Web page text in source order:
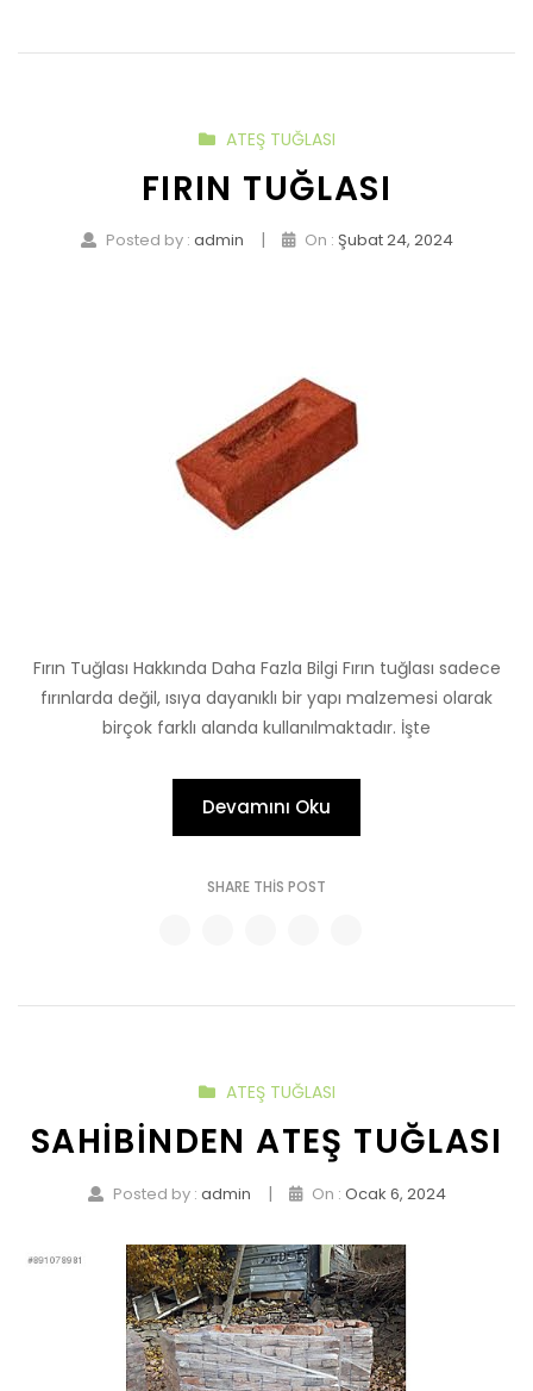
ATEŞ TUĞLASI
FIRIN TUĞLASI
Posted by : admin | On : Şubat 24, 2024
Fırın Tuğlası Hakkında Daha Fazla Bilgi Fırın tuğlası sadece
fırınlarda değil, ısıya dayanıklı bir yapı malzemesi olarak
birçok farklı alanda kullanılmaktadır. İşte
Devamını Oku
SHARE THIS POST
ATEŞ TUĞLASI
SAHIBINDEN ATEŞ TUĞLASI
Posted by : admin | On : Ocak 6, 2024